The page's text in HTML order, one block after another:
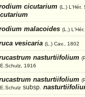
cicutarium (L.) L'Hér.
malacoides (L.)
vesicaria (L.) Cav., 1802
nasturtiifolium
1916
nasturtiifolium
subsp.